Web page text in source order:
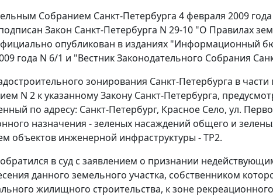
Собранием Санкт-Петербурга 4 февраля 2009
Закон Санкт-Петербурга N 29-10 "О Правилах
опубликован в изданиях "Информационный
года N 6/1 и "Вестник Законодательного Собрания
зонирования Санкт-Петербурга в
N 2 к указанному Закону Санкт-Петербурга,
по адресу: Санкт-Петербург, Красное Село, ул.
назначения - зеленых насаждений общего и
объектов инженерной инфраструктуры - ТР2.
обратился в суд с заявлением о признании
данного земельного участка, собственником
жилищного строительства, к зоне